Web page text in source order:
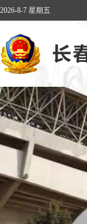
2026-8-7 星期五